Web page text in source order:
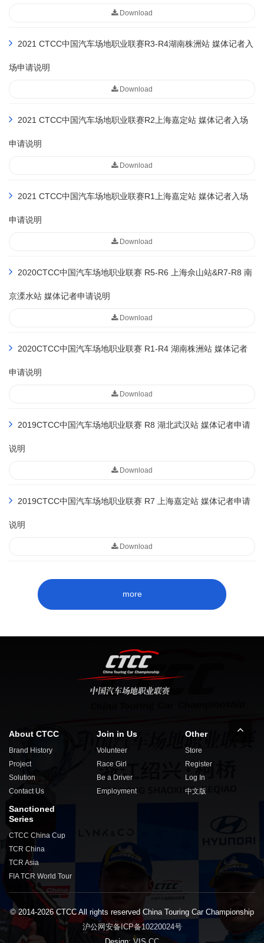
Download
2021 CTCC中国汽车场地职业联赛R3-R4湖南株洲站 媒体记者入
场申请说明
Download
2021 CTCC中国汽车场地职业联赛R2上海嘉定站 媒体记者入场
申请说明
Download
2021 CTCC中国汽车场地职业联赛R1上海嘉定站 媒体记者入场
申请说明
Download
2020CTCC中国汽车场地职业联赛 R5-R6 上海佘山站&R7-R8 南
京溧水站 媒体记者申请说明
Download
2020CTCC中国汽车场地职业联赛 R1-R4 湖南株洲站 媒体记者
申请说明
Download
2019CTCC中国汽车场地职业联赛 R8 湖北武汉站 媒体记者申请
说明
Download
2019CTCC中国汽车场地职业联赛 R7 上海嘉定站 媒体记者申请
说明
Download
more
About CTCC
Brand History
Project
Solution
Contact Us
Join in Us
Volunteer
Race Girl
Be a Driver
Employment
Other
Store
Register
Log In
中文版
Sanctioned
Series
CTCC China Cup
TCR China
TCR Asia
FIA TCR World Tour
© 2014-2026 CTCC All rights reserved China Touring Car Championship
沪公网安备ICP备10220024号